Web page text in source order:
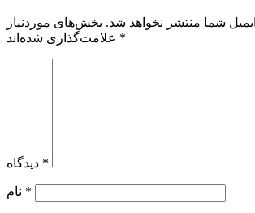
شما منتشر نخواهد شد. بخش‌های موردنیاز
*
*
*